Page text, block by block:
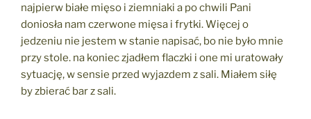
najpierw białe mięso i ziemniaki a po chwili Pani
doniosła nam czerwone mięsa i frytki. Więcej o
jedzeniu nie jestem w stanie napisać, bo nie było mnie
przy stole. na koniec zjadłem flaczki i one mi uratowały
sytuację, w sensie przed wyjazdem z sali. Miałem siłę
by zbierać bar z sali.